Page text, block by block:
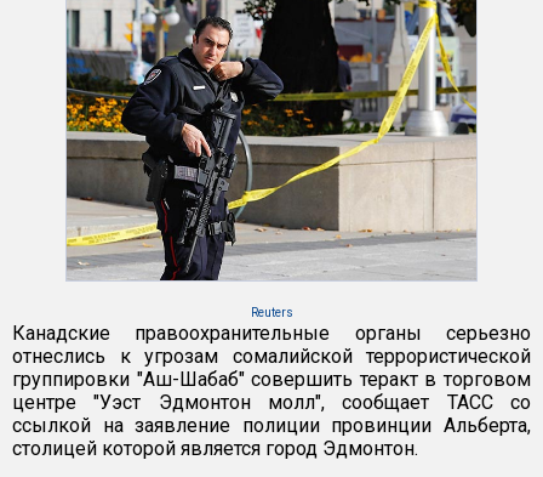
Reuters
Канадские правоохранительные органы серьезно
отнеслись к угрозам сомалийской террористической
группировки "Аш-Шабаб" совершить теракт в торговом
центре "Уэст Эдмонтон молл", сообщает ТАСС со
ссылкой на заявление полиции провинции Альберта,
столицей которой является город Эдмонтон.